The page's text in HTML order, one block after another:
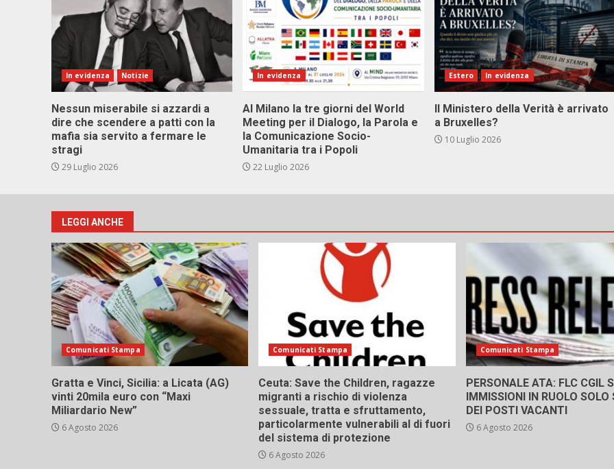
In evidenza Notizie
Nessun miserabile si azzardi a
dire che scendere a patti con la
mafia sia servito a fermare le
stragi
29 Luglio 2026
In evidenza
Al Milano la tre giorni del World
Meeting per il Dialogo, la Parola e
la Comunicazione Socio-
Umanitaria tra i Popoli
22 Luglio 2026
Estero In evidenza
Il Ministero della Verità è arrivato
a Bruxelles?
10 Luglio 2026
LEGGI ANCHE
Comunicati Stampa
Gratta e Vinci, Sicilia: a Licata (AG)
vinti 20mila euro con “Maxi
Miliardario New”
6 Agosto 2026
Comunicati Stampa
Ceuta: Save the Children, ragazze
migranti a rischio di violenza
sessuale, tratta e sfruttamento,
particolarmente vulnerabili al di fuori
del sistema di protezione
6 Agosto 2026
Comunicati Stampa
PERSONALE ATA: FLC CGIL
IMMISSIONI IN RUOLO SOLO
DEI POSTI VACANTI
6 Agosto 2026